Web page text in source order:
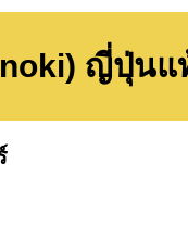
ญี่ปุ่นแ